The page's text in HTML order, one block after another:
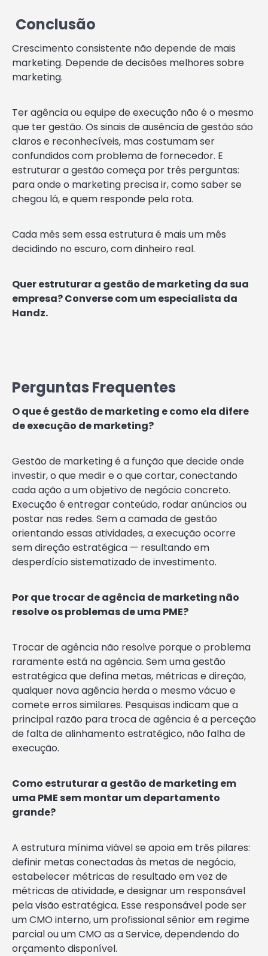
Conclusão
Crescimento consistente não depende de mais
marketing. Depende de decisões melhores sobre
marketing.
Ter agência ou equipe de execução não é o mesmo
que ter gestão. Os sinais de ausência de gestão são
claros e reconhecíveis, mas costumam ser
confundidos com problema de fornecedor. E
estruturar a gestão começa por três perguntas:
para onde o marketing precisa ir, como saber se
chegou lá, e quem responde pela rota.
Cada mês sem essa estrutura é mais um mês
decidindo no escuro, com dinheiro real.
Quer estruturar a gestão de marketing da sua
empresa? Converse com um especialista da
Handz.
Perguntas Frequentes
O que é gestão de marketing e como ela difere
de execução de marketing?
Gestão de marketing é a função que decide onde
investir, o que medir e o que cortar, conectando
cada ação a um objetivo de negócio concreto.
Execução é entregar conteúdo, rodar anúncios ou
postar nas redes. Sem a camada de gestão
orientando essas atividades, a execução ocorre
sem direção estratégica — resultando em
desperdício sistematizado de investimento.
Por que trocar de agência de marketing não
resolve os problemas de uma PME?
Trocar de agência não resolve porque o problema
raramente está na agência. Sem uma gestão
estratégica que defina metas, métricas e direção,
qualquer nova agência herda o mesmo vácuo e
comete erros similares. Pesquisas indicam que a
principal razão para troca de agência é a perceção
de falta de alinhamento estratégico, não falha de
execução.
Como estruturar a gestão de marketing em
uma PME sem montar um departamento
grande?
A estrutura mínima viável se apoia em três pilares:
definir metas conectadas às metas de negócio,
estabelecer métricas de resultado em vez de
métricas de atividade, e designar um responsável
pela visão estratégica. Esse responsável pode ser
um CMO interno, um profissional sênior em regime
parcial ou um CMO as a Service, dependendo do
orçamento disponível.